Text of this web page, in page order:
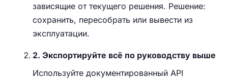
зависящие от текущего решения. Решение:
сохранить, пересобрать или вывести из
эксплуатации.
2. Экспортируйте всё по руководству выше
Используйте документированный API